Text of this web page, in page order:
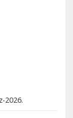
2026.